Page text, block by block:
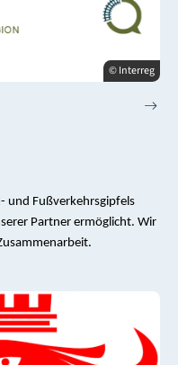
© Interreg
und Fußverkehrsgipfels
Partner ermöglicht. Wir